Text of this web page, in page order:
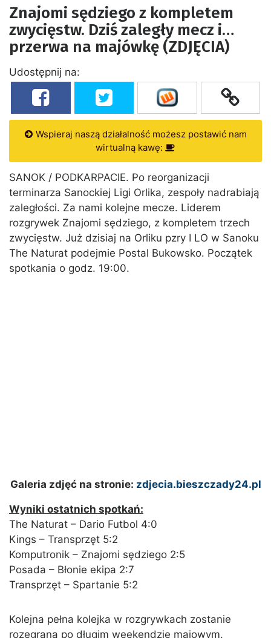
Znajomi sędziego z kompletem
zwycięstw. Dziś zaległy mecz i…
przerwa na majówkę (ZDJĘCIA)
Udostępnij na:
Wspieraj naszą działalność możesz postawić nam
wirtualną kawę:
SANOK / PODKARPACIE. Po reorganizacji
terminarza Sanockiej Ligi Orlika, zespoły nadrabiają
zaległości. Za nami kolejne mecze. Liderem
rozgrywek Znajomi sędziego, z kompletem trzech
zwycięstw. Już dzisiaj na Orliku pzry I LO w Sanoku
The Naturat podejmie Postal Bukowsko. Początek
spotkania o godz. 19:00.
Galeria zdjęć na stronie: zdjecia.bieszczady24.pl
Wyniki ostatnich spotkań:
The Naturat – Dario Futbol 4:0
Kings – Transprzęt 5:2
Komputronik – Znajomi sędziego 2:5
Posada – Błonie ekipa 2:7
Transprzęt – Spartanie 5:2
Kolejna pełna kolejka w rozgrywkach zostanie
rozegrana po długim weekendzie majowym.